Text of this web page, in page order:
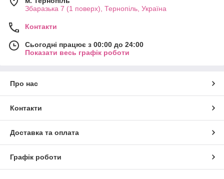
Збаразька 7 (1 поверх), Тернопіль, Україна
Контакти
Сьогодні працює з 00:00 до 24:00
Показати весь графік роботи
Про нас
Контакти
Доставка та оплата
Графік роботи